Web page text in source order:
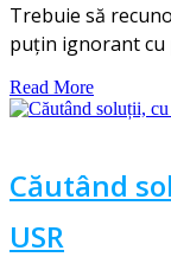
Trebuie să
puțin ignorant cu
Read More
Căutând
USR